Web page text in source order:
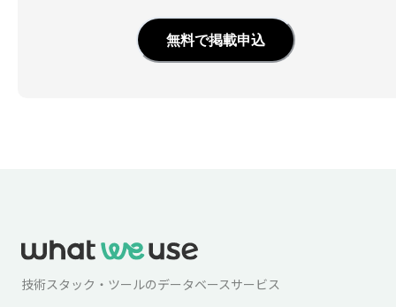
無料で掲載申込
技術スタック・ツールのデータベースサービス